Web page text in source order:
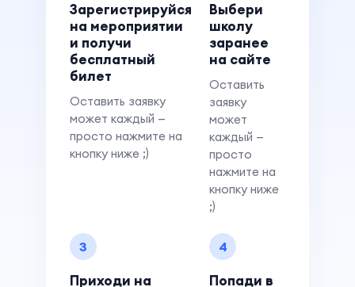
Зарегистрируйся
на мероприятии
и получи
бесплатный
билет
Оставить заявку
может каждый —
просто нажмите на
кнопку ниже ;)
Выбери
школу
заранее
на сайте
Оставить
заявку
может
каждый —
просто
нажмите на
кнопку ниже
;)
3
Приходи на
4
Попади в